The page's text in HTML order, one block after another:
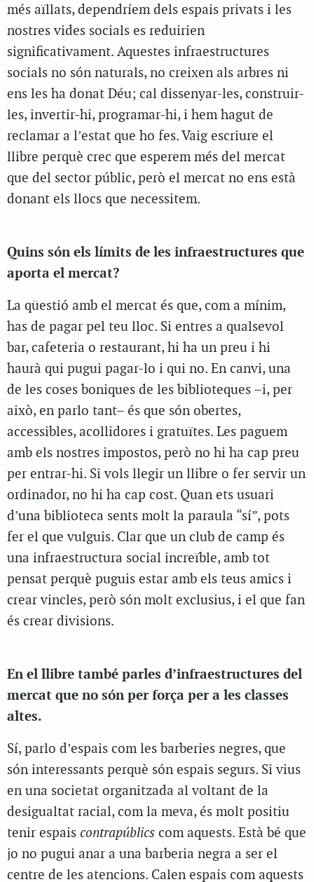
més aïllats, dependríem dels espais privats i les
nostres vides socials es reduirien
significativament. Aquestes infraestructures
socials no són naturals, no creixen als arbres ni
ens les ha donat Déu; cal dissenyar-les, construir-
les, invertir-hi, programar-hi, i hem hagut de
reclamar a l’estat que ho fes. Vaig escriure el
llibre perquè crec que esperem més del mercat
que del sector públic, però el mercat no ens està
donant els llocs que necessitem.
Quins són els límits de les infraestructures que
aporta el mercat?
La qüestió amb el mercat és que, com a mínim,
has de pagar pel teu lloc. Si entres a qualsevol
bar, cafeteria o restaurant, hi ha un preu i hi
haurà qui pugui pagar-lo i qui no. En canvi, una
de les coses boniques de les biblioteques –i, per
això, en parlo tant– és que són obertes,
accessibles, acollidores i gratuïtes. Les paguem
amb els nostres impostos, però no hi ha cap preu
per entrar-hi. Si vols llegir un llibre o fer servir un
ordinador, no hi ha cap cost. Quan ets usuari
d’una biblioteca sents molt la paraula “sí”, pots
fer el que vulguis. Clar que un club de camp és
una infraestructura social increïble, amb tot
pensat perquè puguis estar amb els teus amics i
crear vincles, però són molt exclusius, i el que fan
és crear divisions.
En el llibre també parles d’infraestructures del
mercat que no són per força per a les classes
altes.
Sí, parlo d’espais com les barberies negres, que
són interessants perquè són espais segurs. Si vius
en una societat organitzada al voltant de la
desigualtat racial, com la meva, és molt positiu
tenir espais contrapúblics com aquests. Està bé que
jo no pugui anar a una barberia negra a ser el
centre de les atencions. Calen espais com aquests